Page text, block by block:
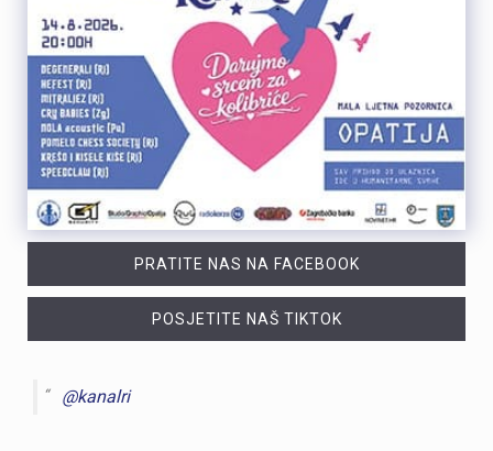
PRATITE NAS NA FACEBOOK
POSJETITE NAŠ TIKTOK
@kanalri